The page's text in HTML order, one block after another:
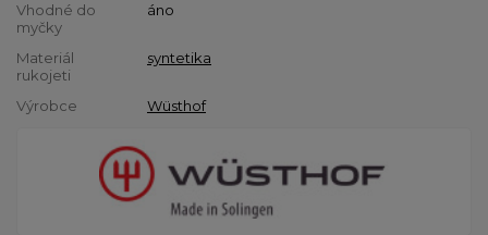
Vhodné do
myčky
áno
Materiál
rukojeti
syntetika
Výrobce Wüsthof